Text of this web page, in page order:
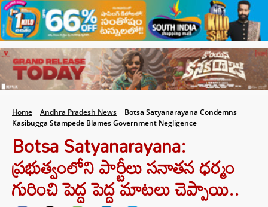
Home Andhra Pradesh News
Botsa Satyanarayana Condemns
Kasibugga Stampede Blames Government Negligence
Botsa Satyanarayana:
ప్రభుత్వంలోని పార్టీలు సనాతన ధర్మం
గురించి పెద్ద పెద్ద మాటలు చెప్పాయి..